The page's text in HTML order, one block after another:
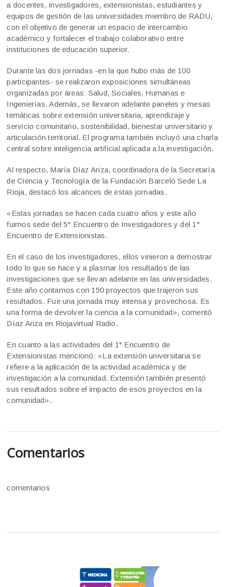
a docentes, investigadores, extensionistas, estudiantes y
equipos de gestión de las universidades miembro de RADU,
con el objetivo de generar un espacio de intercambio
académico y fortalecer el trabajo colaborativo entre
instituciones de educación superior.
Durante las dos jornadas -en la que hubo más de 100
participantes- se realizaron exposiciones simultáneas
organizadas por áreas: Salud, Sociales, Humanas e
Ingenierías. Además, se llevaron adelante paneles y mesas
temáticas sobre extensión universitaria, aprendizaje y
servicio comunitario, sostenibilidad, bienestar universitario y
articulación territorial. El programa también incluyó una charla
central sobre inteligencia artificial aplicada a la investigación.
Al respecto, María Díaz Ariza, coordinadora de la Secretaría
de Ciencia y Tecnología de la Fundación Barceló Sede La
Rioja, destacó los alcances de estas jornadas.
«Estas jornadas se hacen cada cuatro años y este año
fuimos sede del 5° Encuentro de Investigadores y del 1°
Encuentro de Extensionistas.
En el caso de los investigadores, ellos vinieron a demostrar
todo lo que se hace y a plasmar los resultados de las
investigaciones que se llevan adelante en las universidades.
Este año contamos con 150 proyectos que trajeron sus
resultados. Fue una jornada muy intensa y provechosa. Es
una forma de devolver la ciencia a la comunidad», comentó
Díaz Ariza en Riojavirtual Radio.
En cuanto a las actividades del 1° Encuentro de
Extensionistas mencionó: «La extensión universitaria se
refiere a la aplicación de la actividad académica y de
investigación a la comunidad. Extensión también presentó
sus resultados sobre el impacto de esos proyectos en la
comunidad».
Comentarios
comentarios